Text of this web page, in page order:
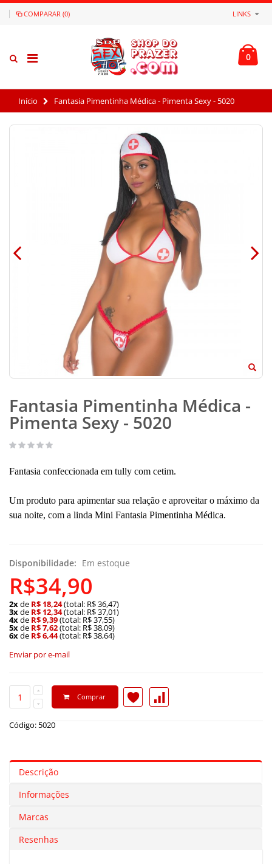
COMPARAR (0) LINKS
0
Início Fantasia Pimentinha Médica - Pimenta Sexy - 5020
Fantasia Pimentinha Médica -
Pimenta Sexy - 5020
Fantasia confeccionada em tully com cetim.
Um produto para apimentar sua relação e aproveitar o máximo da
sua noite, com a linda Mini Fantasia Pimentinha Médica.
Disponibilidade: Em estoque
R$34,90
2xde R$ 18,24(total: R$ 36,47)
3xde R$ 12,34(total: R$ 37,01)
4xde R$ 9,39(total: R$ 37,55)
5xde R$ 7,62(total: R$ 38,09)
6xde R$ 6,44(total: R$ 38,64)
Enviar por e-mail
Comprar
Código: 5020
Descrição
Informações
Marcas
Resenhas